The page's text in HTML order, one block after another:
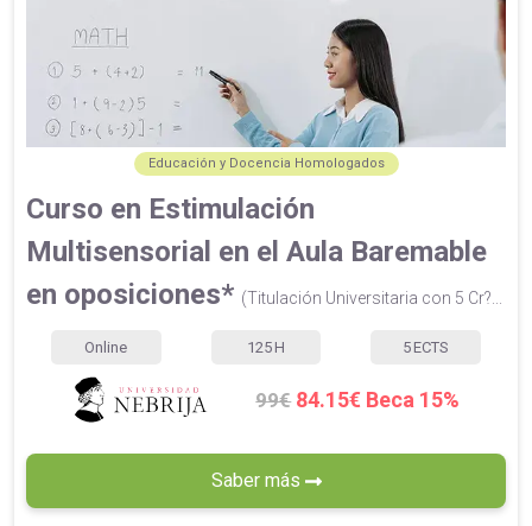
Educación y Docencia Homologados
Curso en Estimulación
Multisensorial en el Aula Baremable
en oposiciones* (Titulación Universitaria con 5 Cr?...
Online 125 H 5 ECTS
99€ 84.15€ Beca 15%
Saber más